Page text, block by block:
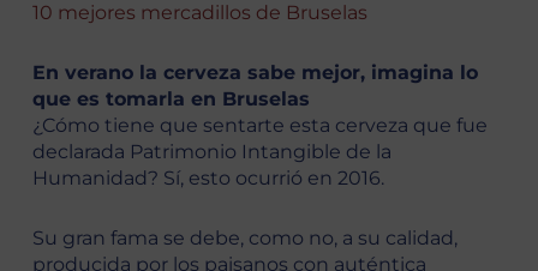
10 mejores mercadillos de Bruselas
En verano la cerveza sabe mejor, imagina lo
que es tomarla en Bruselas
¿Cómo tiene que sentarte esta cerveza que fue
declarada Patrimonio Intangible de la
Humanidad? Sí, esto ocurrió en 2016.
Su gran fama se debe, como no, a su calidad,
producida por los paisanos con auténtica